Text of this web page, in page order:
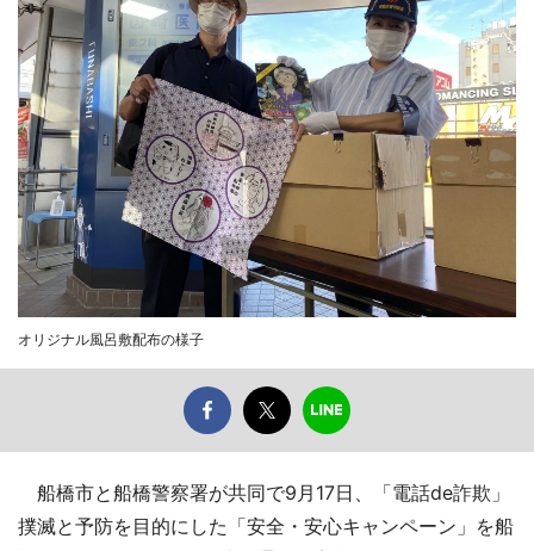
オリジナル風呂敷配布の様子
船橋市と船橋警察署が共同で9月17日、「電話de詐欺」
撲滅と予防を目的にした「安全・安心キャンペーン」を船